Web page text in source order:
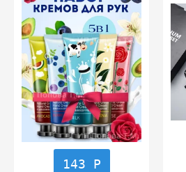
143 Р